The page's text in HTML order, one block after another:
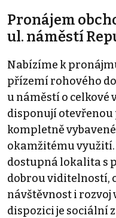
Pronájem
ul. náměstí
Nabízíme k
přízemí rohového
u náměstí o celkové
disponují otevřenou
kompletně
okamžitému využití.
dostupná lokalita s
dobrou viditelností,
návštěvnost i rozvoj
dispozici je sociální